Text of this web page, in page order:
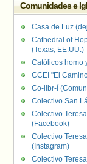
Comunidades e
Casa de Luz
Cathedral of
(Texas, EE.UU.)
Católicos homo
CCEI "El
Co-libr-í
Colectivo San
Colectivo
(Facebook)
Colectivo
(Instagram)
Colectivo